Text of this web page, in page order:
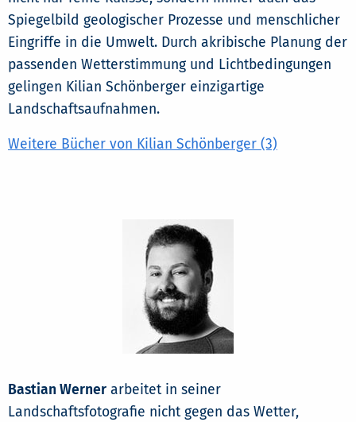
Spiegelbild geologischer Prozesse und menschlicher
Eingriffe in die Umwelt. Durch akribische Planung der
passenden Wetterstimmung und Lichtbedingungen
gelingen Kilian Schönberger einzigartige
Landschaftsaufnahmen.
Weitere Bücher von Kilian Schönberger (3)
Bastian Werner arbeitet in seiner
Landschaftsfotografie nicht gegen das Wetter,